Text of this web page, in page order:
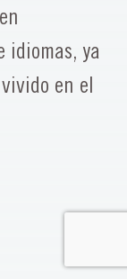
idiomas, ya
en el